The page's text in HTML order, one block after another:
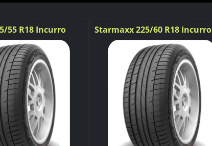
55 R18 Incurro
Starmaxx 225/60 R18 Incurro
ST450 100H